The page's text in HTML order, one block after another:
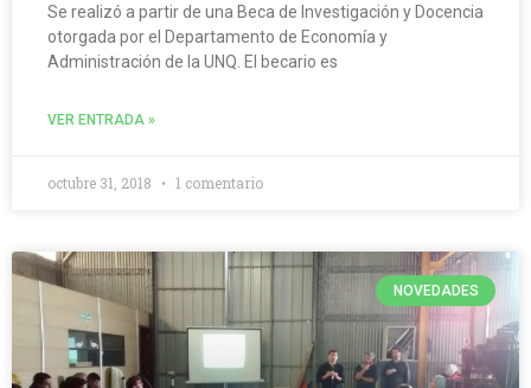
Se realizó a partir de una Beca de Investigación y Docencia
otorgada por el Departamento de Economía y
Administración de la UNQ. El becario es
VER ENTRADA »
octubre 31, 2018 1 comentario
NOVEDADES